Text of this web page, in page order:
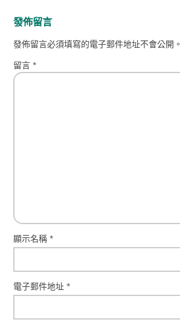
發佈留言
發佈留言必須填寫的電子郵件地址不會公開。
留言*
顯示名稱*
電子郵件地址*